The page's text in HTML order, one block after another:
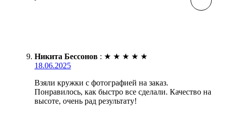
Никита Бессонов : ★ ★ ★ ★ ★
18.06.2025
Взяли кружки с фотографией на заказ.
Понравилось, как быстро все сделали. Качество на
высоте, очень рад результату!